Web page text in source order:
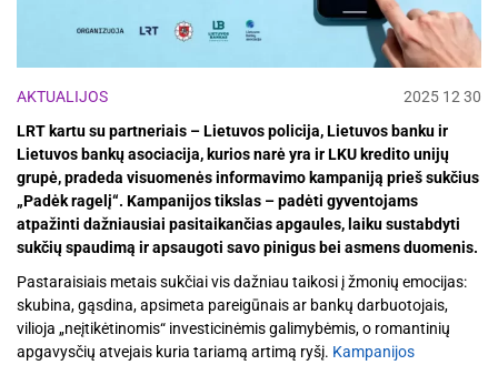
AKTUALIJOS
2025 12 30
LRT kartu su partneriais – Lietuvos policija, Lietuvos banku ir
Lietuvos bankų asociacija, kurios narė yra ir LKU kredito unijų
grupė, pradeda visuomenės informavimo kampaniją prieš sukčius
„Padėk ragelį“. Kampanijos tikslas – padėti gyventojams
atpažinti dažniausiai pasitaikančias apgaules, laiku sustabdyti
sukčių spaudimą ir apsaugoti savo pinigus bei asmens duomenis.
Pastaraisiais metais sukčiai vis dažniau taikosi į žmonių emocijas:
skubina, gąsdina, apsimeta pareigūnais ar bankų darbuotojais,
vilioja „neįtikėtinomis“ investicinėmis galimybėmis, o romantinių
apgavysčių atvejais kuria tariamą artimą ryšį. Kampanijos